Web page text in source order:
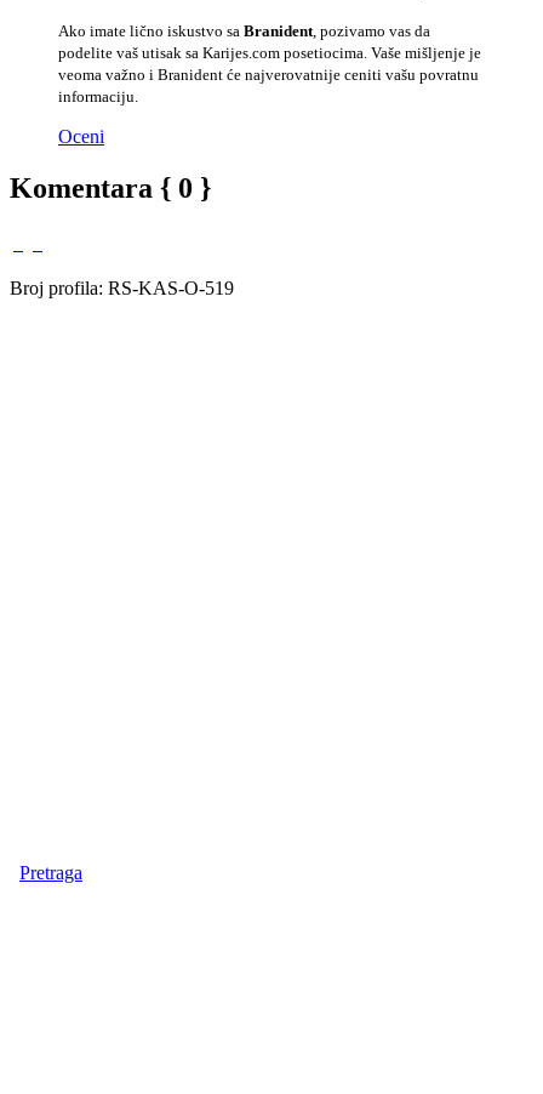
Ako imate lično iskustvo sa Branident , pozivamo vas da
podelite vaš utisak sa Karijes.com posetiocima. Vaše mišljenje je
veoma važno i Branident će najverovatnije ceniti vašu povratnu
informaciju.
Oceni
Komentara { 0 }
Broj profila: RS-KAS-O-519
Pretraga